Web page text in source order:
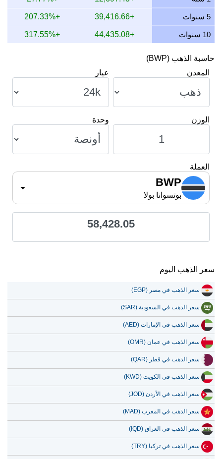
10 يوليو 2026 55,441.25
1,782.44
1,632.71
1,336.83 5 سنوات +39,416.66
+207.33%
10 سنوات +44,435.08
+317.55%
حاسبة الذهب (BWP)
المعدن
عيار
الوزن وحدة
العملة
BWP
بوتسوانا بولا
58,428.05
سعر الذهب اليوم
سعر الذهب في مصر (EGP)
سعر الذهب في السعودية (SAR)
سعر الذهب في الإمارات (AED)
سعر الذهب في عمان (OMR)
سعر الذهب في قطر (QAR)
سعر الذهب في الكويت (KWD)
سعر الذهب في الأردن (JOD)
سعر الذهب في المغرب (MAD)
سعر الذهب في العراق (IQD)
سعر الذهب في تركيا (TRY)